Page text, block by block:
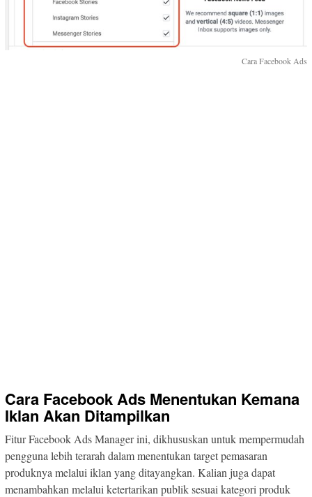
Cara Facebook Ads
Cara Facebook Ads Menentukan Kemana
Iklan Akan Ditampilkan
Fitur Facebook Ads Manager ini, dikhususkan untuk mempermudah
pengguna lebih terarah dalam menentukan target pemasaran
produknya melalui iklan yang ditayangkan. Kalian juga dapat
menambahkan melalui ketertarikan publik sesuai kategori produk